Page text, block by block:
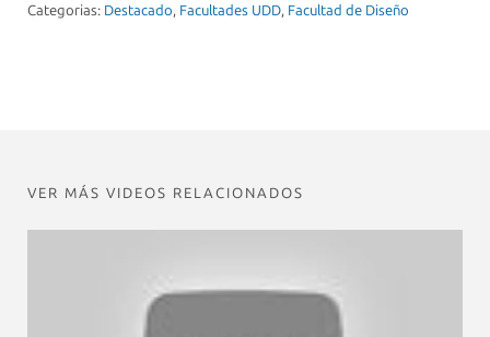
Categorias: Destacado, Facultades UDD, Facultad de Diseño
VER MÁS VIDEOS RELACIONADOS